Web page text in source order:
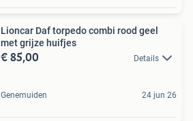
Lioncar Daf torpedo combi rood geel
met grijze huifjes
€ 85,00 Details
Genemuiden 24 jun 26